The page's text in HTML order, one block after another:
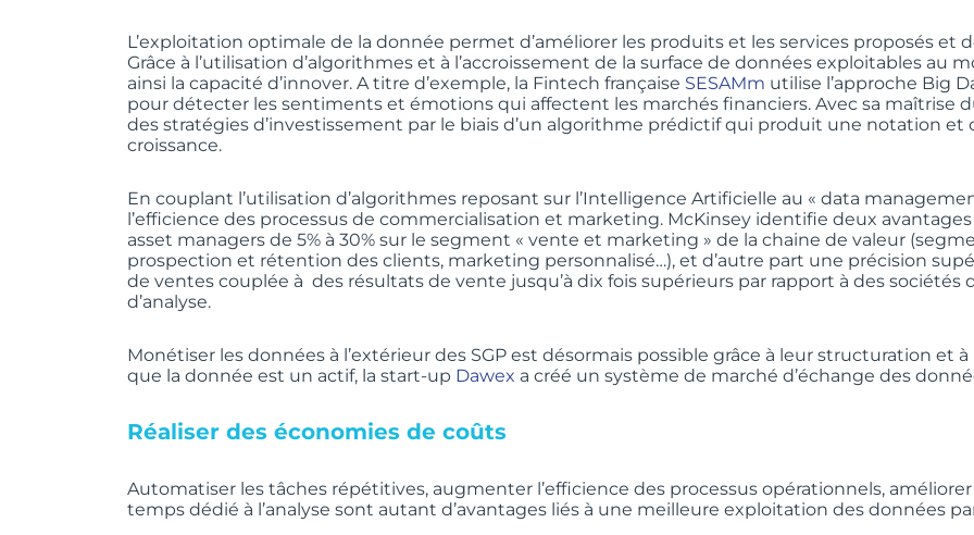
L’exploitation optimale de la donnée permet d’améliorer les produits et les services proposés et
Grâce à l’utilisation d’algorithmes et à l’accroissement de la surface de données exploitables au
ainsi la capacité d’innover. A titre d’exemple, la Fintech française SESAMm utilise l’approche Big
pour détecter les sentiments et émotions qui affectent les marchés financiers. Avec sa maîtrise
des stratégies d’investissement par le biais d’un algorithme prédictif qui produit une notation et
croissance.
En couplant l’utilisation d’algorithmes reposant sur l’Intelligence Artificielle au « data
l’efficience des processus de commercialisation et marketing. McKinsey identifie deux
asset managers de 5% à 30% sur le segment « vente et marketing » de la chaine de valeur
prospection et rétention des clients, marketing personnalisé…), et d’autre part une précision
de ventes couplée à des résultats de vente jusqu’à dix fois supérieurs par rapport à des sociétés
d’analyse.
Monétiser les données à l’extérieur des SGP est désormais possible grâce à leur structuration
que la donnée est un actif, la start-up Dawex a créé un système de marché d’échange des
Réaliser des économies de coûts
Automatiser les tâches répétitives, augmenter l’efficience des processus opérationnels,
temps dédié à l’analyse sont autant d’avantages liés à une meilleure exploitation des données